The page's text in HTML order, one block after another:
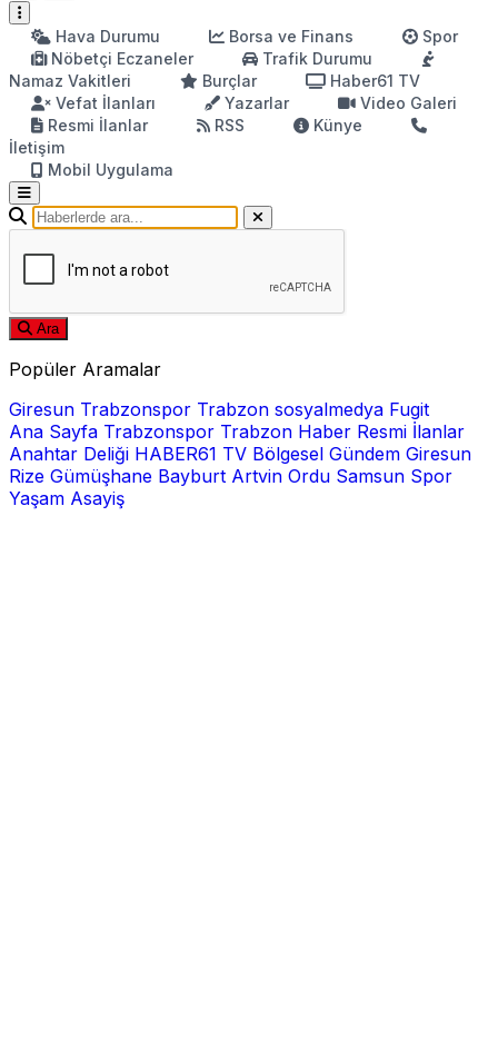
Hava Durumu Borsa ve Finans
Spor
Nöbetçi Eczaneler
Trafik Durumu
Namaz Vakitleri
Burçlar
Haber61 TV
Vefat İlanları
Yazarlar
Video Galeri
Resmi İlanlar
RSS
Künye
İletişim
Mobil Uygulama
Ara
Popüler Aramalar
Giresun Trabzonspor Trabzon sosyalmedya Fugit
Ana Sayfa Trabzonspor Trabzon Haber Resmi İlanlar
Anahtar Deliği HABER61 TV Bölgesel Gündem Giresun
Rize Gümüşhane Bayburt Artvin Ordu Samsun Spor
Yaşam Asayiş